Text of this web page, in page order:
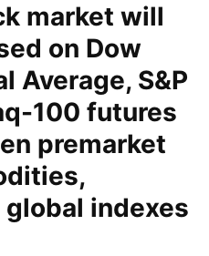
market will
on Dow
Average, S&P
100 futures
premarket
indexes